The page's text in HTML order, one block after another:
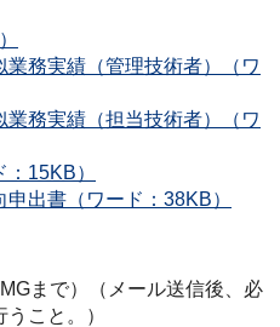
務実績（管理技術者）（ワ
務実績（担当技術者）（ワ
15KB）
出書（ワード：38KB）
まで）（メール送信後、必
こと。）